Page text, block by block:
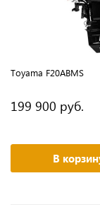
Toyama F20ABMS
199 900 руб.
В